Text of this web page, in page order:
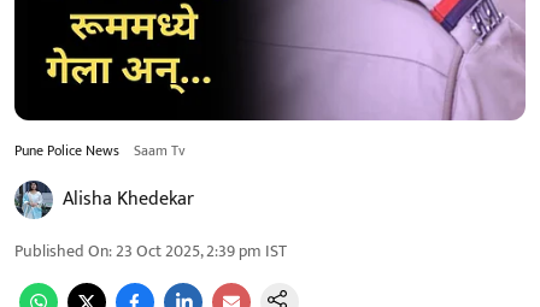
Pune Police News Saam Tv
Alisha Khedekar
Published On:23 Oct 2025, 2:39 pm IST